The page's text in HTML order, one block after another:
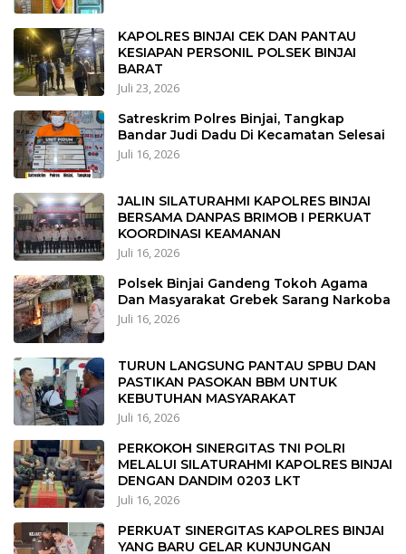
KAPOLRES BINJAI CEK DAN PANTAU
KESIAPAN PERSONIL POLSEK BINJAI
BARAT
Juli 23, 2026
Satreskrim Polres Binjai, Tangkap
Bandar Judi Dadu Di Kecamatan Selesai
Juli 16, 2026
JALIN SILATURAHMI KAPOLRES BINJAI
BERSAMA DANPAS BRIMOB I PERKUAT
KOORDINASI KEAMANAN
Juli 16, 2026
Polsek Binjai Gandeng Tokoh Agama
Dan Masyarakat Grebek Sarang Narkoba
Juli 16, 2026
TURUN LANGSUNG PANTAU SPBU DAN
PASTIKAN PASOKAN BBM UNTUK
KEBUTUHAN MASYARAKAT
Juli 16, 2026
PERKOKOH SINERGITAS TNI POLRI
MELALUI SILATURAHMI KAPOLRES BINJAI
DENGAN DANDIM 0203 LKT
Juli 16, 2026
PERKUAT SINERGITAS KAPOLRES BINJAI
YANG BARU GELAR KUNJUNGAN